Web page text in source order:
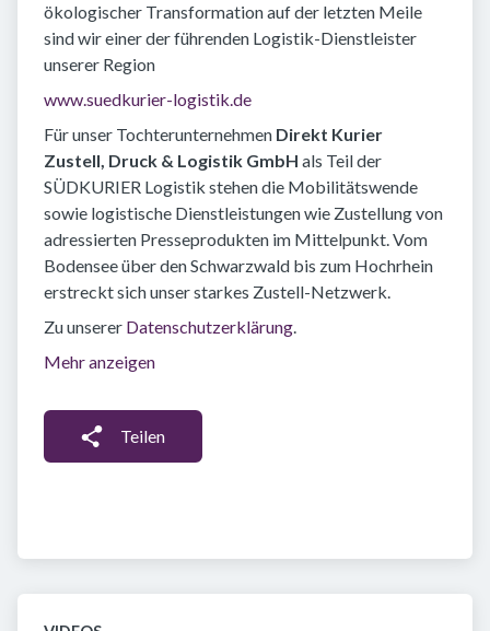
ökologischer Transformation auf der letzten Meile
sind wir einer der führenden Logistik-Dienstleister
unserer Region
www.suedkurier-logistik.de
Für unser Tochterunternehmen Direkt Kurier
Zustell, Druck & Logistik GmbH als Teil der
SÜDKURIER Logistik stehen die Mobilitätswende
sowie logistische Dienstleistungen wie Zustellung von
adressierten Presseprodukten im Mittelpunkt. Vom
Bodensee über den Schwarzwald bis zum Hochrhein
erstreckt sich unser starkes Zustell-Netzwerk.
Zu unserer Datenschutzerklärung.
Mehr anzeigen
Teilen